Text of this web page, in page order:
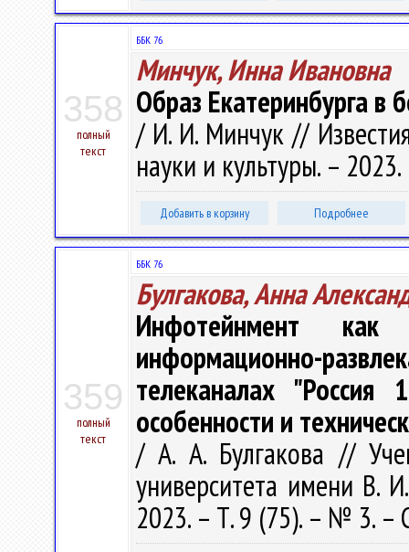
358
полный
текст
ББК 76
Минчук, Инна Ивановна
Образ Екатеринбурга в
/ И. И. Минчук //
науки и культуры. –
Добавить в корзину Подробнее
359
полный
текст
ББК 76
Булгакова, Анна
Инфотейнмент как
информационно-
телеканалах
особенности и
/ А. А. Булгакова //
университета имени В.
2023. – Т. 9 (75). – № 3. –